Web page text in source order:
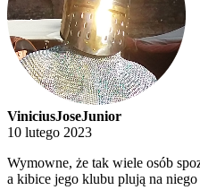
ViniciusJoseJunior
10 lutego 2023
Wymowne, że tak wiele osób
a kibice jego klubu plują na niego